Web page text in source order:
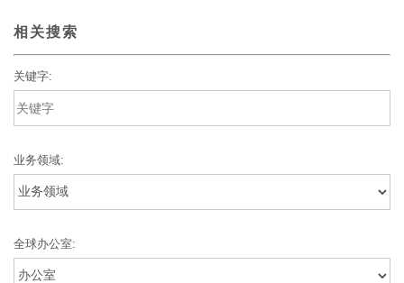
相关搜索
关键字:
业务领域:
全球办公室: